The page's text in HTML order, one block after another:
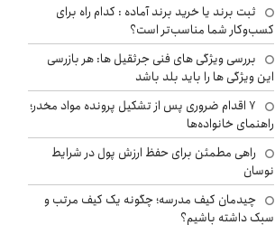
ثبت برند یا خرید برند آماده : کدام راه برای
کسب‌وکار شما مناسب‌تر است؟
بررسی ویژگی های فنی جرثقیل ها: هر بازرسی
این ویژگی ها را باید بلد باشد
۷ اقدام ضروری پس از تشکیل پرونده مواد مخدر؛
راهنمای خانواده‌ها
راهی مطمئن برای حفظ ارزش پول در شرایط
نوسان
چیدمان کیف مدرسه؛ چگونه یک کیف مرتب و
سبک داشته باشیم؟